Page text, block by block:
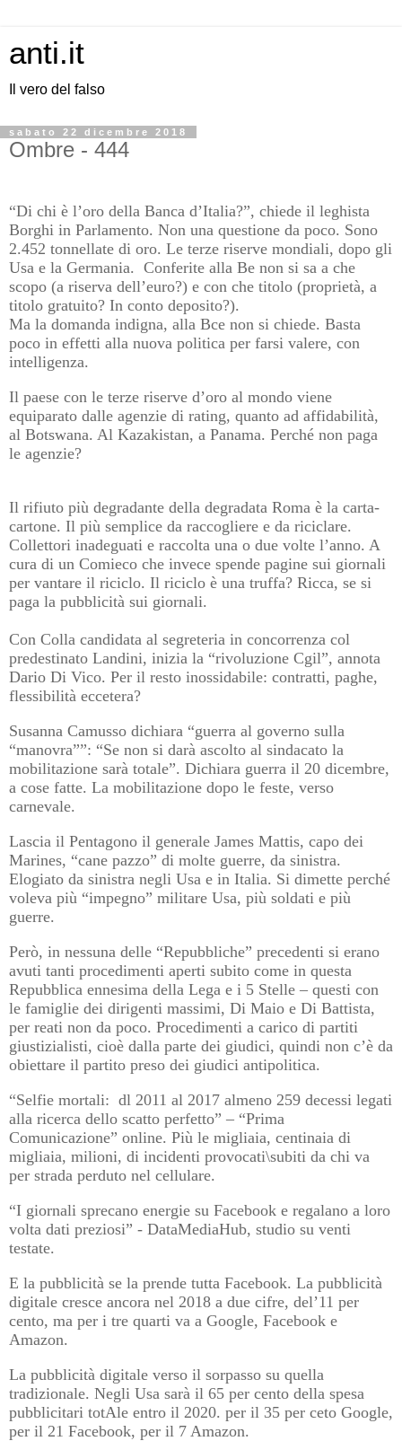
anti.it
Il vero del falso
sabato 22 dicembre 2018
Ombre - 444
“Di chi è l’oro della Banca d’Italia?”, chiede il leghista
Borghi in Parlamento. Non una questione da poco. Sono
2.452 tonnellate di oro. Le terze riserve mondiali, dopo gli
Usa e la Germania. Conferite alla Be non si sa a che
scopo (a riserva dell’euro?) e con che titolo (proprietà, a
titolo gratuito? In conto deposito?).
Ma la domanda indigna, alla Bce non si chiede. Basta
poco in effetti alla nuova politica per farsi valere, con
intelligenza.
Il paese con le terze riserve d’oro al mondo viene
equiparato dalle agenzie di rating, quanto ad affidabilità,
al Botswana. Al Kazakistan, a Panama. Perché non paga
le agenzie?
Il rifiuto più degradante della degradata Roma è la carta-
cartone. Il più semplice da raccogliere e da riciclare.
Collettori inadeguati e raccolta una o due volte l’anno. A
cura di un Comieco che invece spende pagine sui giornali
per vantare il riciclo. Il riciclo è una truffa? Ricca, se si
paga la pubblicità sui giornali.
Con Colla candidata al segreteria in concorrenza col
predestinato Landini, inizia la “rivoluzione Cgil”, annota
Dario Di Vico. Per il resto inossidabile: contratti, paghe,
flessibilità eccetera?
Susanna Camusso dichiara “guerra al governo sulla
“manovra””: “Se non si darà ascolto al sindacato la
mobilitazione sarà totale”. Dichiara guerra il 20 dicembre,
a cose fatte. La mobilitazione dopo le feste, verso
carnevale.
Lascia il Pentagono il generale James Mattis, capo dei
Marines, “cane pazzo” di molte guerre, da sinistra.
Elogiato da sinistra negli Usa e in Italia. Si dimette perché
voleva più “impegno” militare Usa, più soldati e più
guerre.
Però, in nessuna delle “Repubbliche” precedenti si erano
avuti tanti procedimenti aperti subito come in questa
Repubblica ennesima della Lega e i 5 Stelle – questi con
le famiglie dei dirigenti massimi, Di Maio e Di Battista,
per reati non da poco. Procedimenti a carico di partiti
giustizialisti, cioè dalla parte dei giudici, quindi non c’è da
obiettare il partito preso dei giudici antipolitica.
“Selfie mortali: dl 2011 al 2017 almeno 259 decessi legati
alla ricerca dello scatto perfetto” – “Prima
Comunicazione” online. Più le migliaia, centinaia di
migliaia, milioni, di incidenti provocati\subiti da chi va
per strada perduto nel cellulare.
“I giornali sprecano energie su Facebook e regalano a loro
volta dati preziosi” - DataMediaHub, studio su venti
testate.
E la pubblicità se la prende tutta Facebook. La pubblicità
digitale cresce ancora nel 2018 a due cifre, del’11 per
cento, ma per i tre quarti va a Google, Facebook e
Amazon.
La pubblicità digitale verso il sorpasso su quella
tradizionale. Negli Usa sarà il 65 per cento della spesa
pubblicitari totAle entro il 2020. per il 35 per ceto Google,
per il 21 Facebook, per il 7 Amazon.